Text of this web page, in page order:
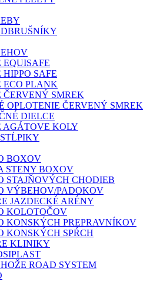
EQUISAFE
SAFE
ECO PLANK
ČERVENÝ SMREK
OPLOTENIE ČERVENÝ SMREK
DIELCE
AGÁTOVE KOLY
BOXOV
STENY BOXOV
STAJŇOVÝCH CHODIEB
VÝBEHOV/PADOKOV
JAZDECKÉ ARÉNY
KOLOTOČOV
KONSKÝCH PREPRAVNÍKOV
KONSKÝCH SPŔCH
KLINIKY
ROAD SYSTEM